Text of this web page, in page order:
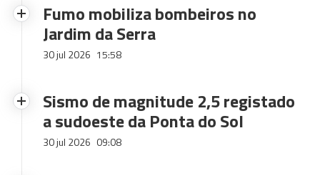
Fumo mobiliza bombeiros no
Jardim da Serra
30 jul 2026 15:58
Sismo de magnitude 2,5 registado
a sudoeste da Ponta do Sol
30 jul 2026 09:08